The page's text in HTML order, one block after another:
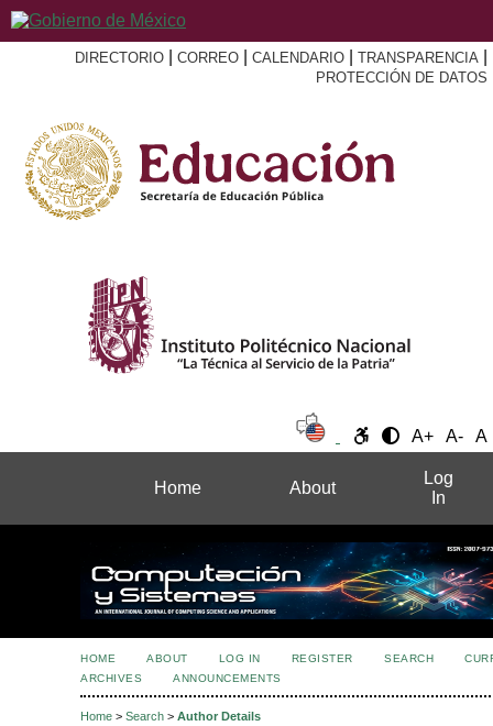
DIRECTORIO CORREO CALENDARIO TRANSPARENCIA
PROTECCIÓN DE DATOS
A+ A- A
Home About
Log
In
HOME ABOUT LOG IN REGISTER SEARCH
ARCHIVES
ANNOUNCEMENTS
Home > Search > Author Details